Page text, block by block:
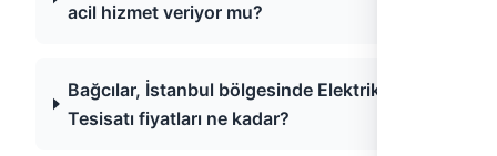
acil hizmet veriyor mu?
Bağcılar, İstanbul bölgesinde Elektrik
Tesisatı fiyatları ne kadar?